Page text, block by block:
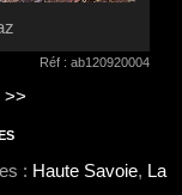
Réf : ab120920004
>>
: Haute Savoie, La